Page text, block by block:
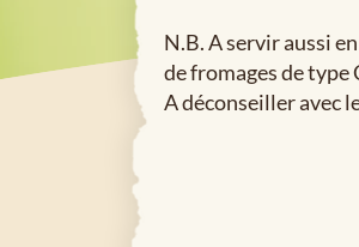
N.B. A servir aussi
de fromages de
A déconseiller avec